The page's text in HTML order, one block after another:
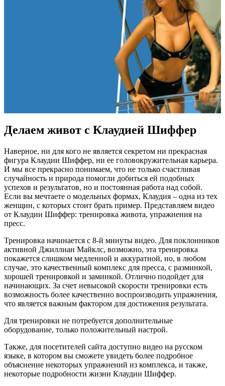
Делаем живот с Клаудией Шиффер
Наверное, ни для кого не является секретом ни прекрасная
фигура Клаудии Шиффер, ни ее головокружительная карьера.
И мы все прекрасно понимаем, что не только счастливая
случайность и природа помогли добиться ей подобных
успехов и результатов, но и постоянная работа над собой.
Если вы мечтаете о модельных формах, Клаудия – одна из тех
женщин, с которых стоит брать пример. Представляем видео
от Клаудии Шиффер: тренировка живота, упражнения на
пресс.
Тренировка начинается с 8-й минуты видео. Для поклонников
активной Джиллиан Майклс, возможно, эта тренировка
покажется слишком медленной и аккуратной, но, в любом
случае, это качественный комплекс для пресса, с разминкой,
хорошей тренировкой и заминкой. Отлично подойдет для
начинающих. За счет невысокой скорости тренировки есть
возможность более качественно воспроизводить упражнения,
что является важным фактором для достижения результата.
Для тренировки не потребуется дополнительные
оборудование, только положительный настрой.
Также, для посетителей сайта доступно видео на русском
языке, в котором вы сможете увидеть более подробное
объяснение некоторых упражнений из комплекса, и также,
некоторые подробности жизни Клаудии Шиффер.